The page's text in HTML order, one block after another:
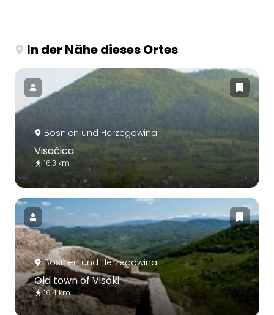
In der Nähe dieses Ortes
Bosnien und Herzegowina
Visočica
16.3 km
Bosnien und Herzegowina
Old town of Visoki
16.4 km